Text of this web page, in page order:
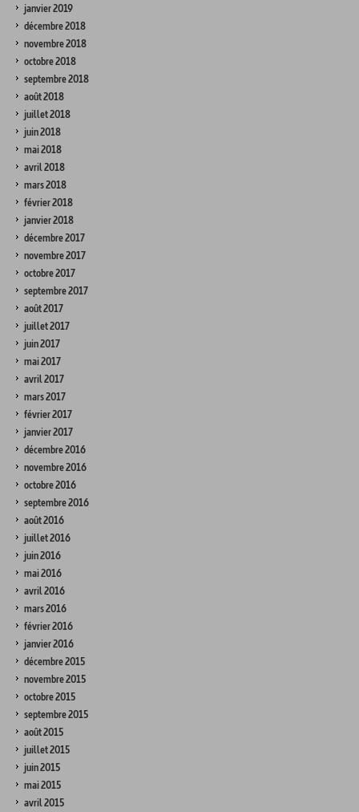
janvier 2019
décembre 2018
novembre 2018
octobre 2018
septembre 2018
août 2018
juillet 2018
juin 2018
mai 2018
avril 2018
mars 2018
février 2018
janvier 2018
décembre 2017
novembre 2017
octobre 2017
septembre 2017
août 2017
juillet 2017
juin 2017
mai 2017
avril 2017
mars 2017
février 2017
janvier 2017
décembre 2016
novembre 2016
octobre 2016
septembre 2016
août 2016
juillet 2016
juin 2016
mai 2016
avril 2016
mars 2016
février 2016
janvier 2016
décembre 2015
novembre 2015
octobre 2015
septembre 2015
août 2015
juillet 2015
juin 2015
mai 2015
avril 2015